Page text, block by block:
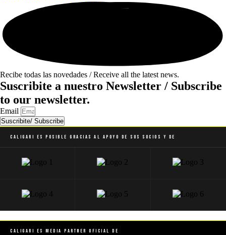
Recibe todas las novedades / Receive all the latest news.
Suscribite a nuestro Newsletter / Subscribe
to our newsletter.
Email
Suscribite/ Subscribe
Caligari es posible gracias al apoyo de sus socios y de
Caligari es Media Partner Oficial de